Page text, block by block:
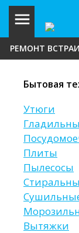
РЕМОНТ
Бытовая
Утюги
Плиты
Пылесосы
Вытяжки